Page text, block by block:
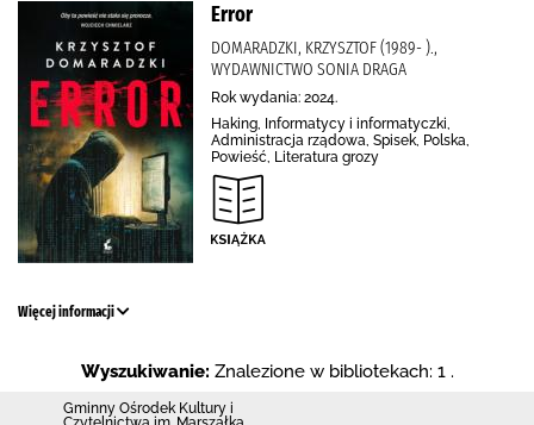
Error
DOMARADZKI, KRZYSZTOF (1989- ).,
WYDAWNICTWO SONIA DRAGA
Rok wydania: 2024.
Haking, Informatycy i informatyczki,
Administracja rządowa, Spisek, Polska,
Powieść, Literatura grozy
Więcej informacji
Wyszukiwanie: Znalezione w bibliotekach: 1 .
Gminny Ośrodek Kultury i